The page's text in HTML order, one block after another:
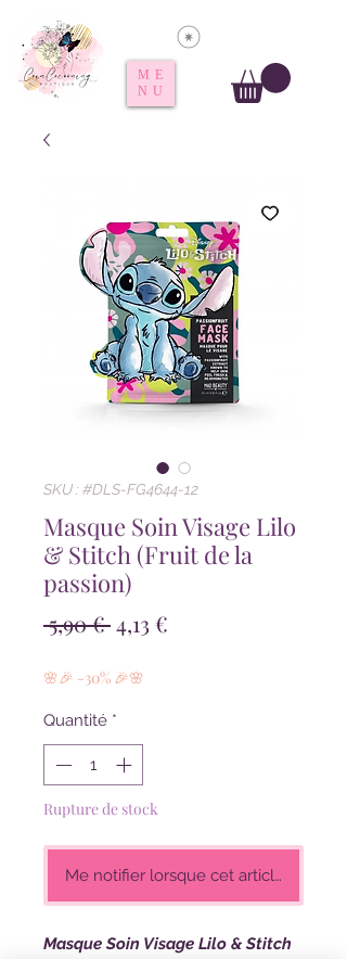
ME
NU
SKU : #DLS-FG4644-12
Masque Soin Visage Lilo
& Stitch (Fruit de la
passion)
5,90 € Prix
4,13 €
🌸🎉 -30% 🎉🌸
Quantité *
Rupture de stock
Me notifier lorsque cet article est
Masque Soin Visage Lilo & Stitch